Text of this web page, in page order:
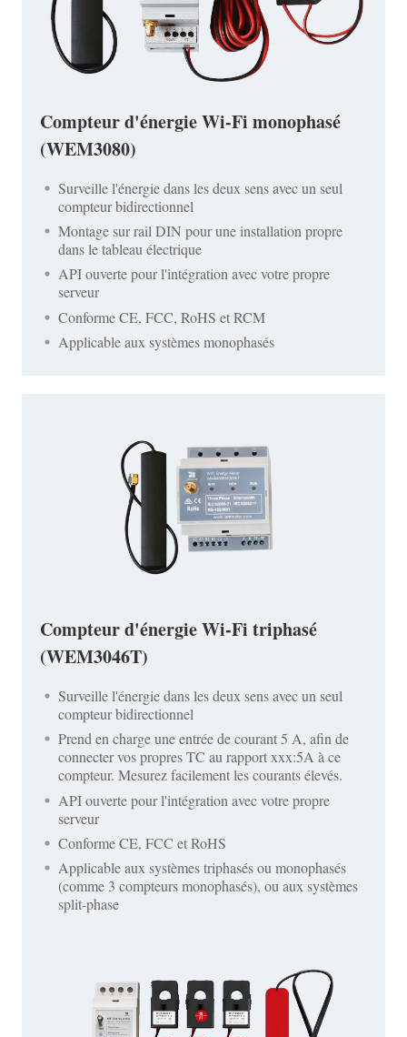
Compteur d'énergie Wi-Fi monophasé
(WEM3080)
Surveille l'énergie dans les deux sens avec un seul
compteur bidirectionnel
Montage sur rail DIN pour une installation propre
dans le tableau électrique
API ouverte pour l'intégration avec votre propre
serveur
Conforme CE, FCC, RoHS et RCM
Applicable aux systèmes monophasés
Compteur d'énergie Wi-Fi triphasé
(WEM3046T)
Surveille l'énergie dans les deux sens avec un seul
compteur bidirectionnel
Prend en charge une entrée de courant 5 A, afin de
connecter vos propres TC au rapport xxx:5A à ce
compteur. Mesurez facilement les courants élevés.
API ouverte pour l'intégration avec votre propre
serveur
Conforme CE, FCC et RoHS
Applicable aux systèmes triphasés ou monophasés
(comme 3 compteurs monophasés), ou aux systèmes
split-phase